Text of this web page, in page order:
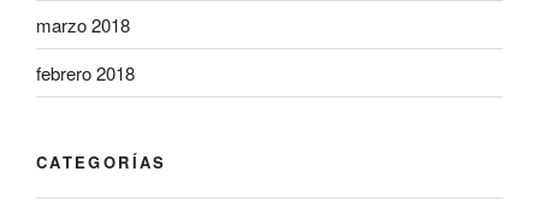
marzo 2018
febrero 2018
CATEGORÍAS